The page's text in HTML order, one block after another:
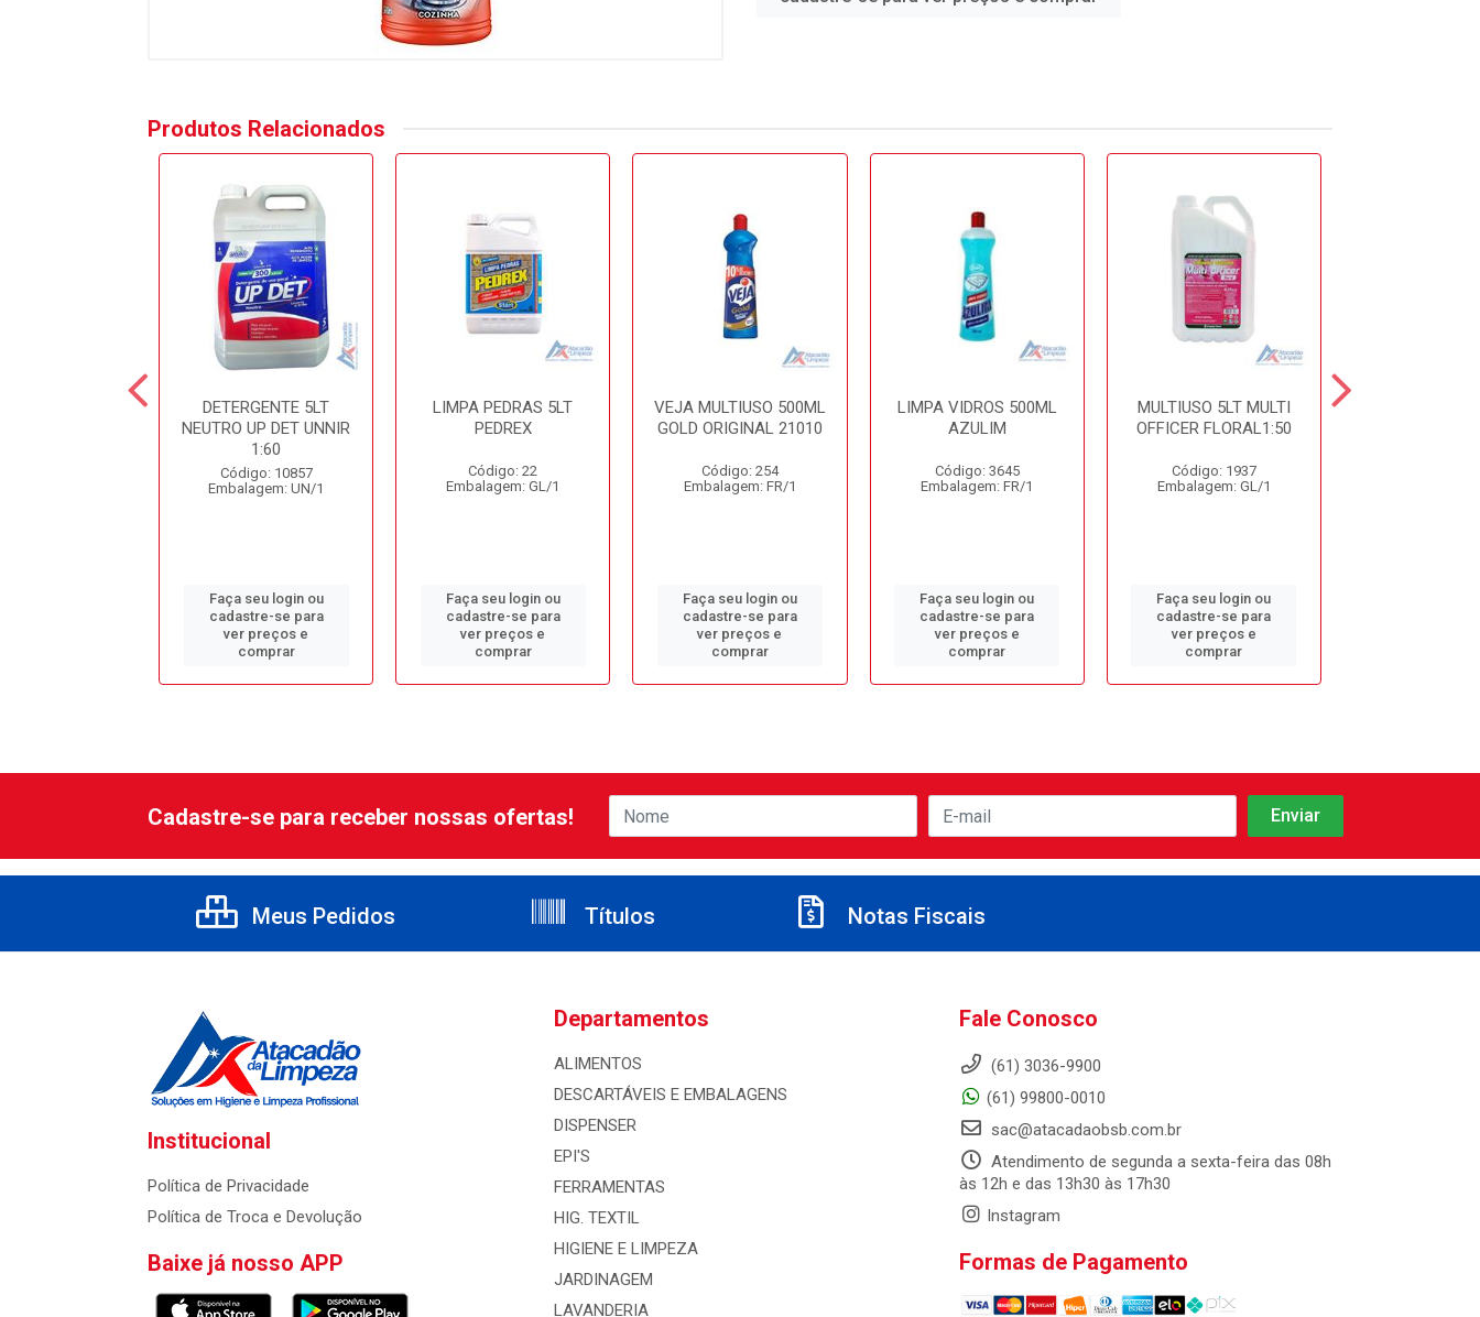
Produtos Relacionados
DETERGENTE 5LT
NEUTRO UP DET UNNIR
1:60
Código: 10857
Embalagem: UN/1
Faça seu login ou
cadastre-se para
ver preços e
comprar
LIMPA PEDRAS 5LT
PEDREX
Código: 22
Embalagem: GL/1
Faça seu login ou
cadastre-se para
ver preços e
comprar
VEJA MULTIUSO 500ML
GOLD ORIGINAL 21010
Código: 254
Embalagem: FR/1
Faça seu login ou
cadastre-se para
ver preços e
comprar
LIMPA VIDROS 500ML
AZULIM
Código: 3645
Embalagem: FR/1
Faça seu login ou
cadastre-se para
ver preços e
comprar
MULTIUSO 5LT MULTI
OFFICER FLORAL1:50
Código: 1937
Embalagem: GL/1
Faça seu login ou
cadastre-se para
ver preços e
comprar
Cadastre-se para receber nossas ofertas!
Meus Pedidos Títulos Notas Fiscais
Institucional
Política de Privacidade
Política de Troca e Devolução
Baixe já nosso APP
Departamentos
ALIMENTOS
DESCARTÁVEIS E EMBALAGENS
DISPENSER
EPI'S
FERRAMENTAS
HIG. TEXTIL
HIGIENE E LIMPEZA
JARDINAGEM
LAVANDERIA
Fale Conosco
(61) 3036-9900
(61) 99800-0010
sac@atacadaobsb.com.br
Atendimento de segunda a sexta-feira das 08h
às 12h e das 13h30 às 17h30
Instagram
Formas de Pagamento